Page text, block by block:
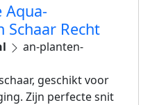
Aqua-
Schaar Recht
an-planten-
geschikt voor
Zijn perfecte snit